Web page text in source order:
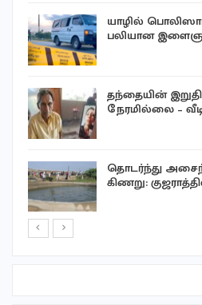
யாழில்
பலியான
தந்தையின்
நேரமில்லை –
தொடர்ந்து
கிணறு: